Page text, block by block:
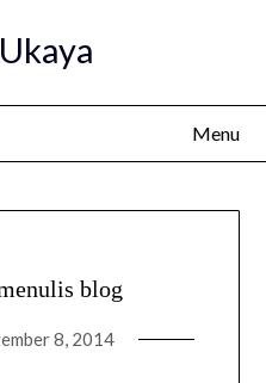
Menu
blog
8, 2014